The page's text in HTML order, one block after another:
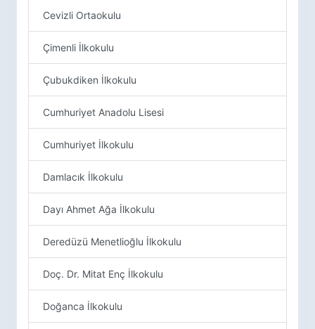
Cevizli Ortaokulu
Çimenli İlkokulu
Çubukdiken İlkokulu
Cumhuriyet Anadolu Lisesi
Cumhuriyet İlkokulu
Damlacık İlkokulu
Dayı Ahmet Ağa İlkokulu
Deredüzü Menetlioğlu İlkokulu
Doç. Dr. Mitat Enç İlkokulu
Doğanca İlkokulu